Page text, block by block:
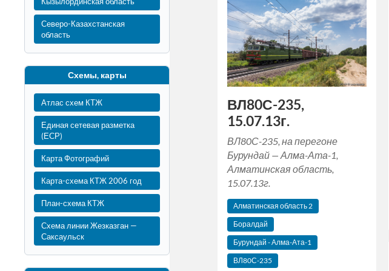
Северо-Казахстанская
область
Схемы, карты
Атлас схем КТЖ
Единая сетевая разметка
(ЕСР)
Карта Фотографий
Карта-схема КТЖ 2006 год
План-схема КТЖ
Схема линии Жезказган —
Саксаульск
ВЛ80С-235,
15.07.13г.
ВЛ80С-235, на перегоне
Бурундай — Алма-Ата-1,
Алматинская область,
15.07.13г.
Алматинская область 2
Боралдай
Бурундай - Алма-Ата-1
ВЛ80С-235